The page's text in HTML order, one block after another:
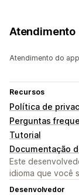
Atendimento
Atendimento do
Recursos
Política de
Perguntas
Tutorial
Documentação
Este
idioma que você
Desenvolvedor